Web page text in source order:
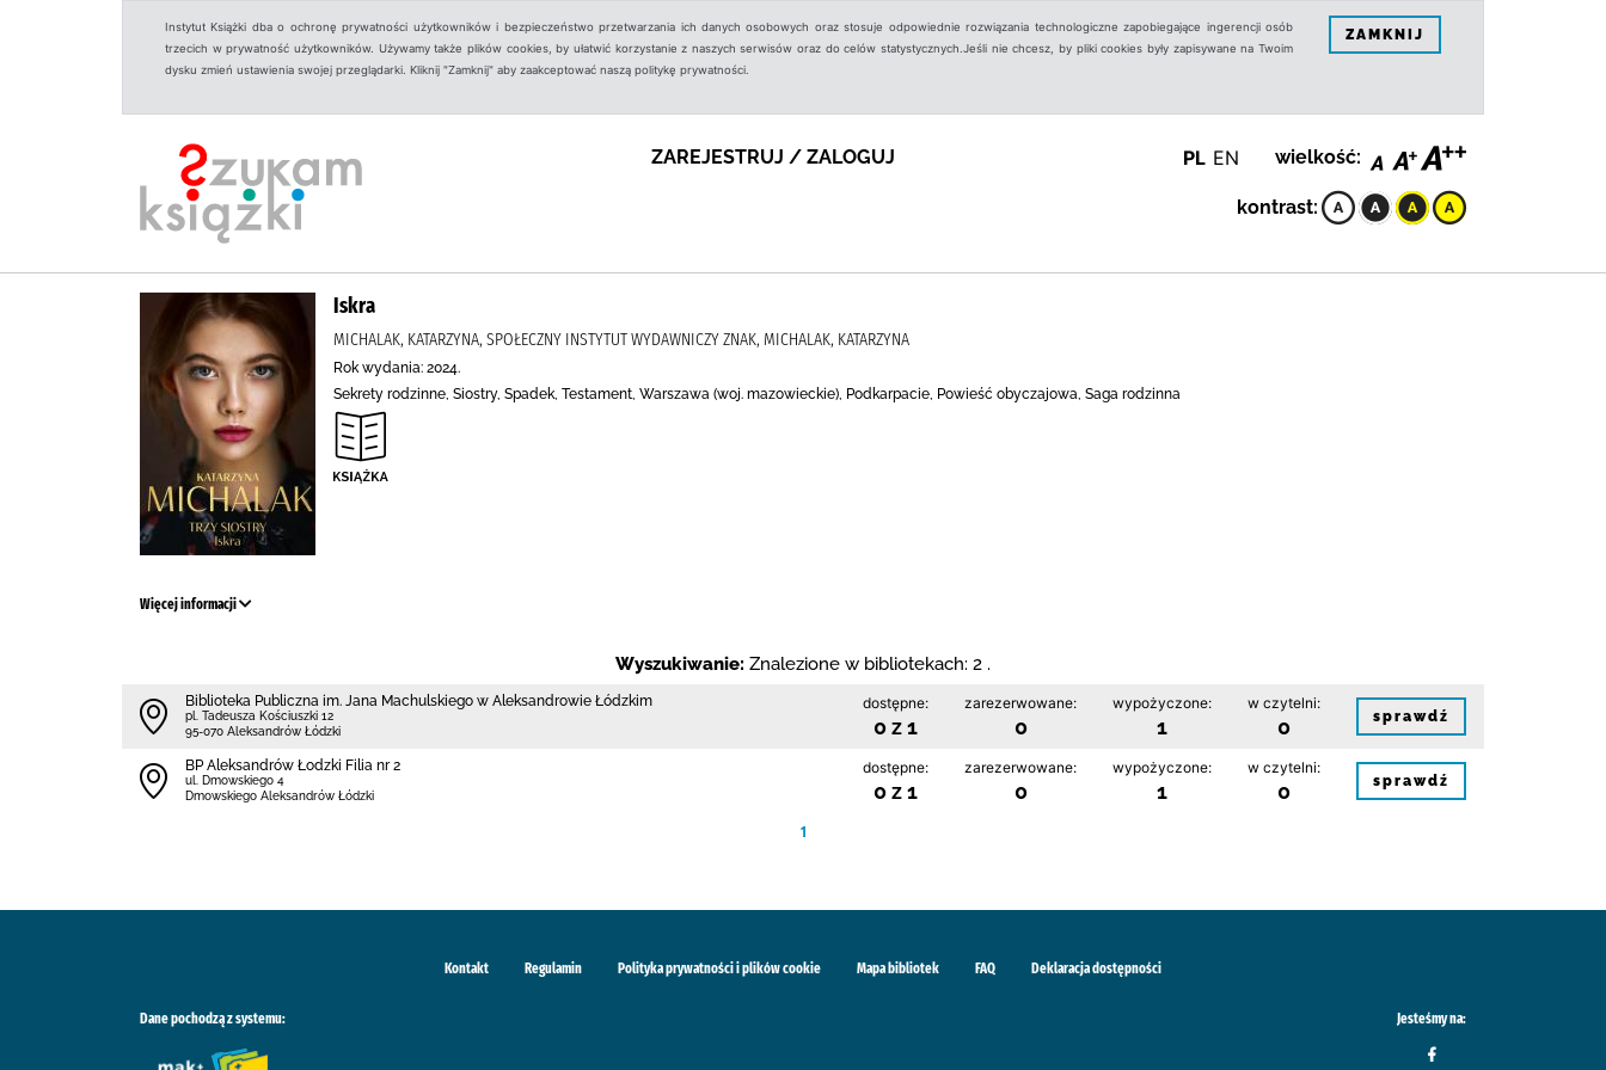
Instytut Książki dba o ochronę prywatności użytkowników i bezpieczeństwo przetwarzania ich danych osobowych oraz stosuje odpowiednie rozwiązania technologiczne zapobiegające ingerencji osób
trzecich w prywatność użytkowników. Używamy także plików cookies, by ułatwić korzystanie z naszych serwisów oraz do celów statystycznych.Jeśli nie chcesz, by pliki cookies były zapisywane na Twoim
dysku zmień ustawienia swojej przeglądarki. Kliknij "Zamknij" aby zaakceptować naszą politykę prywatności.
ZAMKNIJ
ZAREJESTRUJ / ZALOGUJ PL EN wielkość:
kontrast:
Iskra
MICHALAK, KATARZYNA, SPOŁECZNY INSTYTUT WYDAWNICZY ZNAK, MICHALAK, KATARZYNA
Rok wydania: 2024.
Sekrety rodzinne, Siostry, Spadek, Testament, Warszawa (woj. mazowieckie), Podkarpacie, Powieść obyczajowa, Saga rodzinna
Więcej informacji
Wyszukiwanie: Znalezione w bibliotekach: 2 .
Biblioteka Publiczna im. Jana Machulskiego w Aleksandrowie Łódzkim
pl. Tadeusza Kościuszki 12
95-070 Aleksandrów Łódzki
dostępne:
0 z 1
zarezerwowane:
0
wypożyczone:
1
w czytelni:
0 sprawdź
BP Aleksandrów Łodzki Filia nr 2
ul. Dmowskiego 4
Dmowskiego Aleksandrów Łódzki
dostępne:
0 z 1
zarezerwowane:
0
wypożyczone:
1
w czytelni:
0 sprawdź
1
Kontakt Regulamin Polityka prywatności i plików cookie Mapa bibliotek FAQ Deklaracja dostępności
Dane pochodzą z systemu: Jesteśmy na: